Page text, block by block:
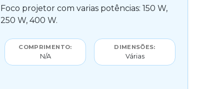
Foco projetor com varias potências: 150 W,
250 W, 400 W.
COMPRIMENTO:
N/A
DIMENSÕES:
Várias